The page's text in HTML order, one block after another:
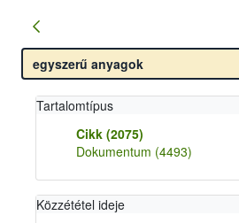
Tartalomtípus
Cikk (2075)
Dokumentum (4493)
Közzététel ideje